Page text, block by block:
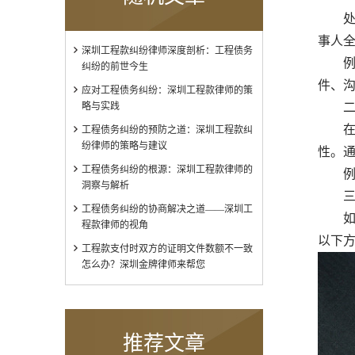
深圳工程款纠纷律师深度剖析：工程债务
纠纷的前世今生
应对工程债务纠纷：深圳工程款律师的策
略与实践
工程债务纠纷的预防之道：深圳工程款纠
纷律师的策略与建议
工程债务纠纷的根源：深圳工程款律师的
洞察与解析
工程债务纠纷的协商解决之道——深圳工
程款律师的视角
工程款支付时双方的证明文件数额不一致
怎么办？深圳金牌律师来帮您
推荐文章
处理
事人
例如
件、
二
在充
性。
例如
三
如果
以下